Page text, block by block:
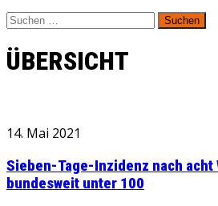
Suchen
nach:
ÜBERSICHT
14. Mai 2021
Sieben-Tage-Inzidenz nach acht
bundesweit unter 100